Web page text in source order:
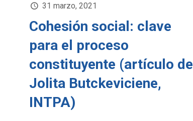
31 marzo, 2021
Cohesión social: clave
para el proceso
constituyente (artículo de
Jolita Butckeviciene,
INTPA)